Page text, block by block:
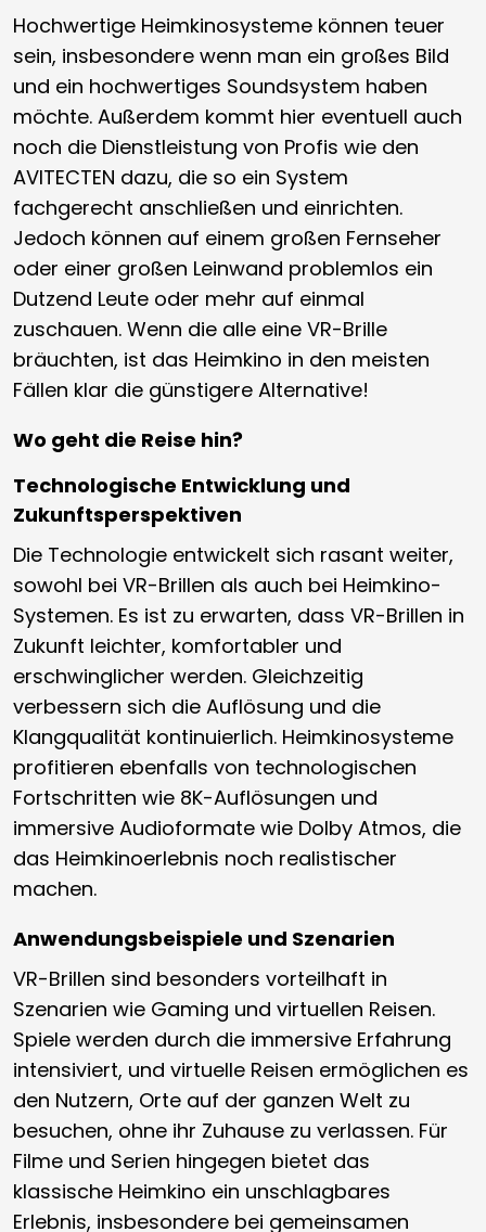
Hochwertige Heimkinosysteme können teuer
sein, insbesondere wenn man ein großes Bild
und ein hochwertiges Soundsystem haben
möchte. Außerdem kommt hier eventuell auch
noch die Dienstleistung von Profis wie den
AVITECTEN dazu, die so ein System
fachgerecht anschließen und einrichten.
Jedoch können auf einem großen Fernseher
oder einer großen Leinwand problemlos ein
Dutzend Leute oder mehr auf einmal
zuschauen. Wenn die alle eine VR-Brille
bräuchten, ist das Heimkino in den meisten
Fällen klar die günstigere Alternative!
Wo geht die Reise hin?
Technologische Entwicklung und
Zukunftsperspektiven
Die Technologie entwickelt sich rasant weiter,
sowohl bei VR-Brillen als auch bei Heimkino-
Systemen. Es ist zu erwarten, dass VR-Brillen in
Zukunft leichter, komfortabler und
erschwinglicher werden. Gleichzeitig
verbessern sich die Auflösung und die
Klangqualität kontinuierlich. Heimkinosysteme
profitieren ebenfalls von technologischen
Fortschritten wie 8K-Auflösungen und
immersive Audioformate wie Dolby Atmos, die
das Heimkinoerlebnis noch realistischer
machen.
Anwendungsbeispiele und Szenarien
VR-Brillen sind besonders vorteilhaft in
Szenarien wie Gaming und virtuellen Reisen.
Spiele werden durch die immersive Erfahrung
intensiviert, und virtuelle Reisen ermöglichen es
den Nutzern, Orte auf der ganzen Welt zu
besuchen, ohne ihr Zuhause zu verlassen. Für
Filme und Serien hingegen bietet das
klassische Heimkino ein unschlagbares
Erlebnis, insbesondere bei gemeinsamen